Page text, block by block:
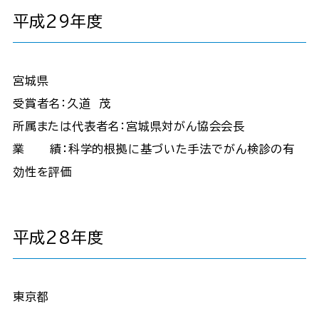
平成29年度
宮城県
受賞者名：久道 茂
所属または代表者名：宮城県対がん協会会長
業 績：科学的根拠に基づいた手法でがん検診の有
効性を評価
平成28年度
東京都